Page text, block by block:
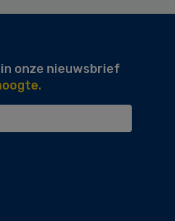
onze nieuwsbrief